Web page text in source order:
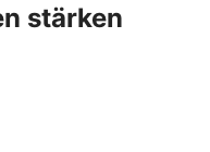
stärken